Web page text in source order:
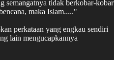
semangatnya tidak berkobar-kobar
maka Islam....."
perkataan yang engkau sendiri
lain mengucapkannya